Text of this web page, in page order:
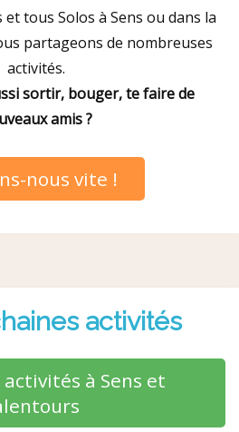
tous Solos à Sens ou dans la
partageons de nombreuses
activités.
sortir, bouger, te faire de
amis ?
nous vite !
activités
à Sens et